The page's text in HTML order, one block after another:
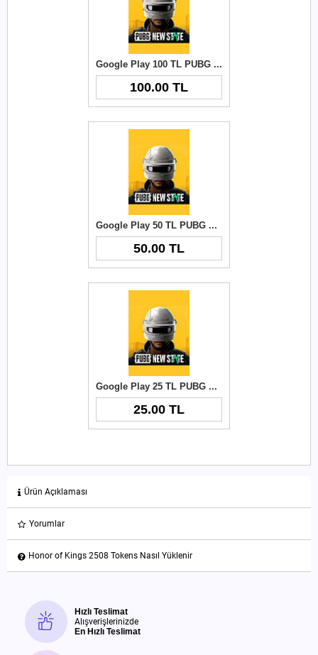
Google Play 100 TL PUBG New State NC
100.00 TL
Google Play 50 TL PUBG New State NC
50.00 TL
Google Play 25 TL PUBG New State NC
25.00 TL
Ürün Açıklaması
Yorumlar
Honor of Kings 2508 Tokens Nasıl Yüklenir
Hızlı Teslimat
Alışverişlerinizde
En Hızlı Teslimat